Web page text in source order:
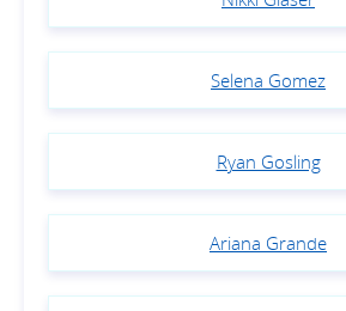
Selena Gomez
Ryan Gosling
Ariana Grande